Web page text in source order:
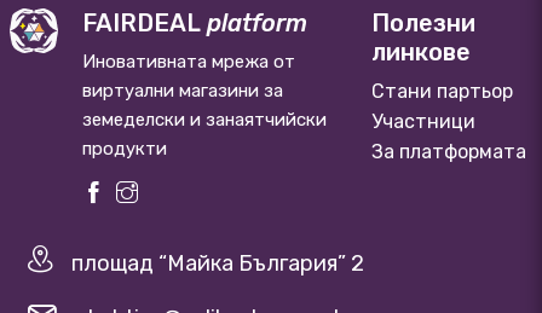
FAIRDEAL platform
Иновативната мрежа от
виртуални магазини за
земеделски и занаятчийски
продукти
Полезни
линкове
Стани партьор
Участници
За платформата
площад “Майка България” 2